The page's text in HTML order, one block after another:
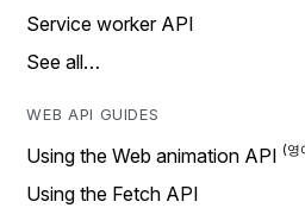
Service worker API
See all…
WEB API GUIDES
Using the Web animation API
Using the Fetch API